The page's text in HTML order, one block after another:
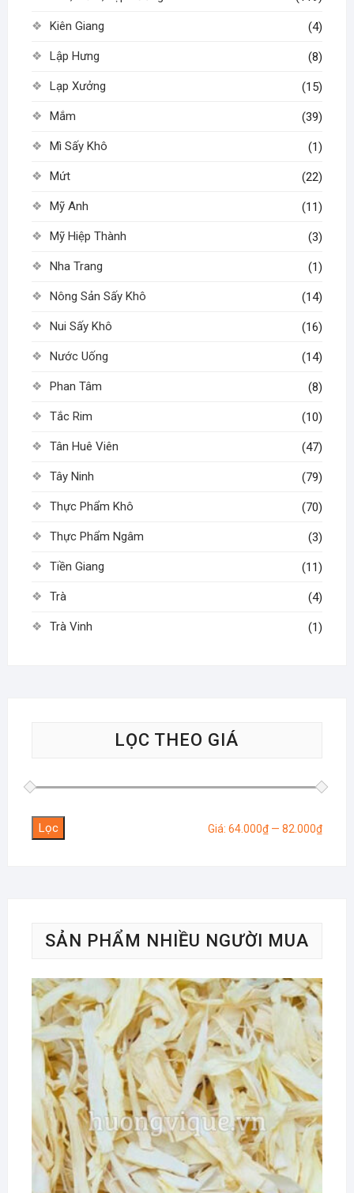
Kiên Giang (4)
Lập Hưng (8)
Lạp Xưởng (15)
Mắm (39)
Mì Sấy Khô (1)
Mứt (22)
Mỹ Anh (11)
Mỹ Hiệp Thành (3)
Nha Trang (1)
Nông Sản Sấy Khô (14)
Nui Sấy Khô (16)
Nước Uống (14)
Phan Tâm (8)
Tắc Rim (10)
Tân Huê Viên (47)
Tây Ninh (79)
Thực Phẩm Khô (70)
Thực Phẩm Ngâm (3)
Tiền Giang (11)
Trà (4)
Trà Vinh (1)
LỌC THEO GIÁ
Giá
Giá
Lọc Giá:64.000₫ —82.000₫
SẢN PHẨM NHIỀU NGƯỜI MUA